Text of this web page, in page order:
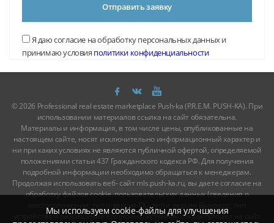
Отправить заявку
Я даю согласие на обработку персональных данных и
принимаю условия политики конфиденциальности
© 2026 Professional real estate marketplace Push-ka (P.R.E.M. PUSH-KA). При
использовании материалов ссылка на сайт обязательна.
Материалы и информация, в том числе цены, опубликованные на
настоящем сайте, носят исключительно информационный характер и
ни при каких условиях не являются публичной офертой, определяемой
положениями статьи 437 Гражданского кодекса РФ. Для получения
подробной информации необходимо обращаться к менеджерам.
Продолжая использовать веб- сайт mls.push-ka.ru, вы даете согласие на
обработку файлов cookie, пользовательских данных (сведения о
местоположении; тип и версия ОС; тип и версия Браузера; тип
устройства и разрешение его экрана; источник откуда пришел на сайт
Мы используем cookie-файлы для улучшения